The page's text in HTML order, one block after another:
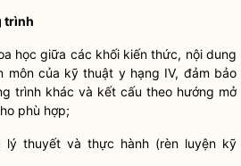
trình
học giữa các khối kiến thức, nội dung
môn của kỹ thuật y hạng IV, đảm bảo
trình khác và kết cấu theo hướng mở
phù hợp;
lý thuyết và thực hành (rèn luyện kỹ